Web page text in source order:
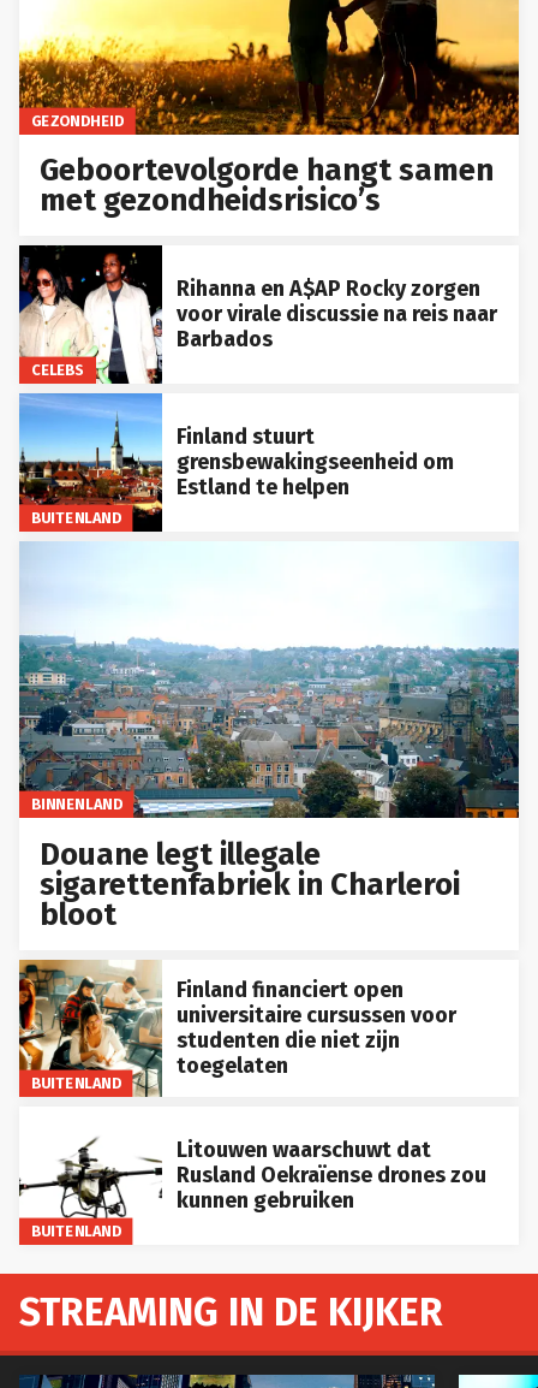
GEZONDHEID
Geboortevolgorde hangt samen
met gezondheidsrisico’s
CELEBS
Rihanna en A$AP Rocky zorgen
voor virale discussie na reis naar
Barbados
BUITENLAND
Finland stuurt
grensbewakingseenheid om
Estland te helpen
BINNENLAND
Douane legt illegale
sigarettenfabriek in Charleroi
bloot
BUITENLAND
Finland financiert open
universitaire cursussen voor
studenten die niet zijn
toegelaten
BUITENLAND
Litouwen waarschuwt dat
Rusland Oekraïense drones zou
kunnen gebruiken
STREAMING IN DE KIJKER